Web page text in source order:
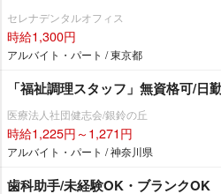
セレナデンタルオフィス
時給1,300円
アルバイト・パート / 東京都
「福祉調理スタッフ」無資格可/日
医療法人社団健志会/銀鈴の丘
時給1,225円～1,271円
アルバイト・パート / 神奈川県
歯科助手/未経験OK・ブランクOK